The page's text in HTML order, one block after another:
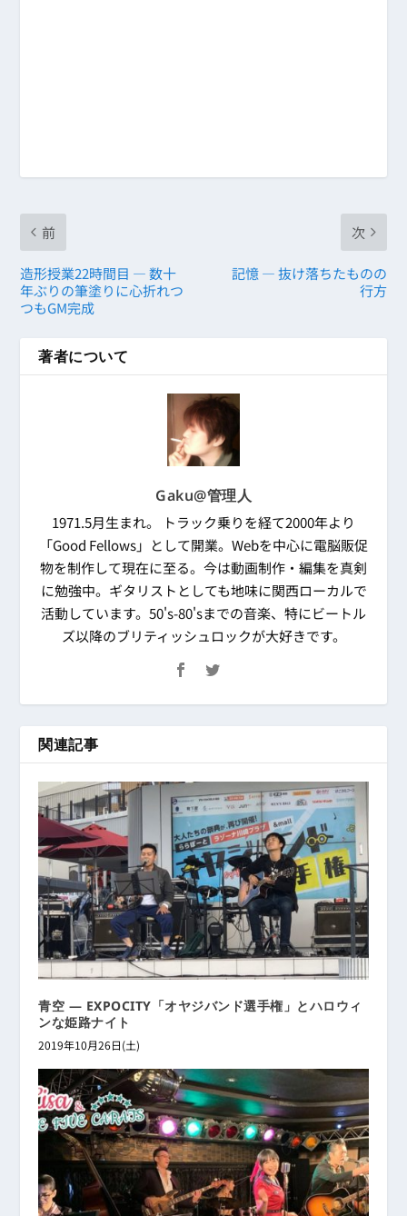
前
造形授業22時間目 ― 数十
年ぶりの筆塗りに心折れつ
つもGM完成
次
記憶 ― 抜け落ちたものの
行方
著者について
Gaku@管理人
1971.5月生まれ。 トラック乗りを経て2000年より
「Good Fellows」として開業。Webを中心に電脳販促
物を制作して現在に至る。今は動画制作・編集を真剣
に勉強中。ギタリストとしても地味に関西ローカルで
活動しています。50's-80'sまでの音楽、特にビートル
ズ以降のブリティッシュロックが大好きです。
関連記事
青空 ― EXPOCITY「オヤジバンド選手権」とハロウィ
ンな姫路ナイト
2019年10月26日(土)